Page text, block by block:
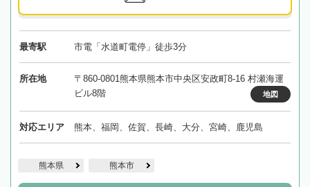
最寄駅 市電「水道町電停」徒歩3分
所在地
〒860-0801熊本県熊本市中央区安政町8-16 村瀬海運
ビル8階
地図
対応エリア 熊本、福岡、佐賀、長崎、大分、宮崎、鹿児島
熊本県 熊本市